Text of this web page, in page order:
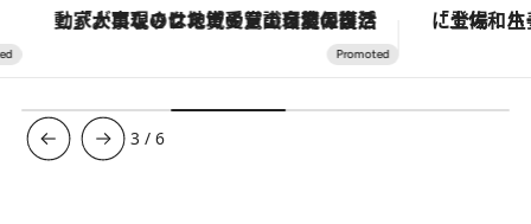
「大事なのは地域の意識を変えること」。ロレックス賞受賞の自然保護活動家が実現させたナイジェリアの自然環境の復活
3 /6